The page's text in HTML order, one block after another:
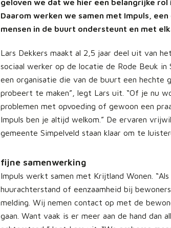
geloven we dat we hier een belangrijke rol
Daarom werken we samen met Impuls,
mensen in de buurt ondersteunt en met
Lars Dekkers maakt al 2,5 jaar deel uit van
sociaal werker op de locatie de Rode Beuk in
een organisatie die van de buurt een hechte
probeert te maken”, legt Lars uit. “Of je nu
problemen met opvoeding of gewoon een
Impuls ben je altijd welkom.” De ervaren
gemeente Simpelveld staan klaar om te
fijne samenwerking
Impuls werkt samen met Krijtland Wonen.
huurachterstand of eenzaamheid bij
melding. Wij nemen contact op met de
gaan. Want vaak is er meer aan de hand dan